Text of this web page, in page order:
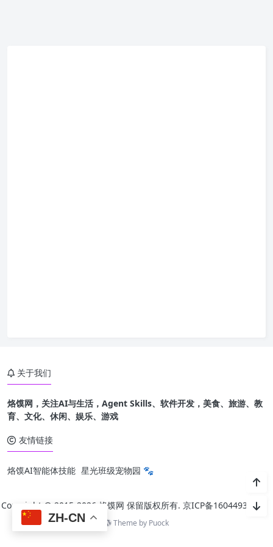
关于我们
烙馍网，关注AI与生活，Agent Skills、软件开发，美食、旅游、教
育、文化、休闲、娱乐、游戏
友情链接
烙馍AI智能体技能 星光班级宠物园 🐾
Copyright @ 2015- 2026 烙馍网 保留版权所有. 京ICP备16044936号-1
Theme by Puock
ZH-CN